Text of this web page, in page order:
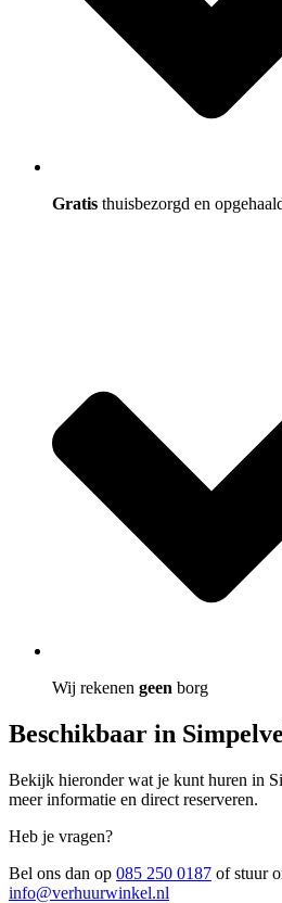
Gratis thuisbezorgd en
Wij rekenen geen borg
Beschikbaar in
Bekijk hieronder wat je kunt huren in
meer informatie en direct reserveren.
Heb je vragen?
Bel ons dan op 085 250 0187 of stuur
info@verhuurwinkel.nl